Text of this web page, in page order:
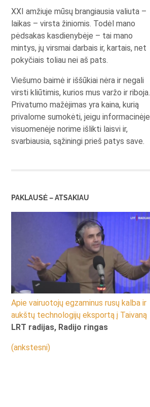
XXI amžiuje mūsų brangiausia valiuta –
laikas – virsta žiniomis. Todėl mano
pėdsakas kasdienybėje – tai mano
mintys, jų virsmai darbais ir, kartais, net
pokyčiais toliau nei aš pats.
Viešumo baimė ir iššūkiai nėra ir negali
virsti kliūtimis, kurios mus varžo ir riboja.
Privatumo mažėjimas yra kaina, kurią
privalome sumokėti, jeigu informacinėje
visuomenėje norime išlikti laisvi ir,
svarbiausia, sąžiningi prieš patys save.
PAKLAUSĖ – ATSAKIAU
Apie vairuotojų egzaminus rusų kalba ir
aukštų technologijų eksportą į Taivaną
LRT radijas, Radijo ringas
(ankstesni)